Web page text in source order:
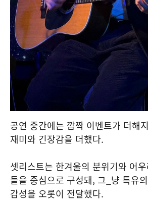
공연 중간에는 깜짝 이벤트가 더해
재미와 긴장감을 더했다.
셋리스트는 한겨울의 분위기와 어
들을 중심으로 구성돼, 그_냥 특유
감성을 오롯이 전달했다.